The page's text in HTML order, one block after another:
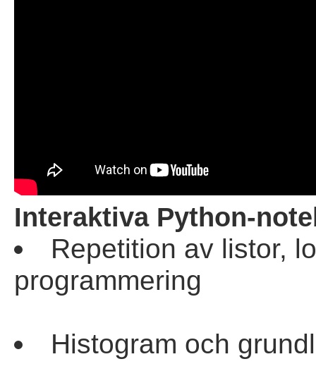
Interaktiva Python-
Repetition av listor,
programmering
Histogram och